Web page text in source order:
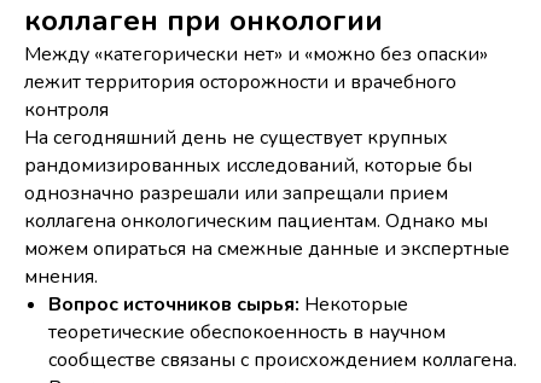
коллаген при онкологии
Между «категорически нет» и «можно без опаски»
лежит территория осторожности и врачебного
контроля
На сегодняшний день не существует крупных
рандомизированных исследований, которые бы
однозначно разрешали или запрещали прием
коллагена онкологическим пациентам. Однако мы
можем опираться на смежные данные и экспертные
мнения.
Вопрос источников сырья: Некоторые
теоретические обеспокоенность в научном
сообществе связаны с происхождением коллагена.